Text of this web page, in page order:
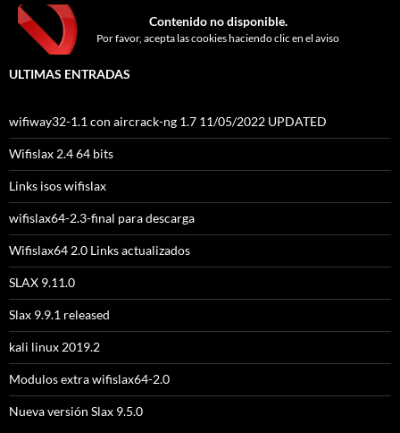
Contenido no disponible.
Por favor, acepta las cookies haciendo clic en el aviso
ULTIMAS ENTRADAS
wifiway32-1.1 con aircrack-ng 1.7 11/05/2022 UPDATED
Wifislax 2.4 64 bits
Links isos wifislax
wifislax64-2.3-final para descarga
Wifislax64 2.0 Links actualizados
SLAX 9.11.0
Slax 9.9.1 released
kali linux 2019.2
Modulos extra wifislax64-2.0
Nueva versión Slax 9.5.0